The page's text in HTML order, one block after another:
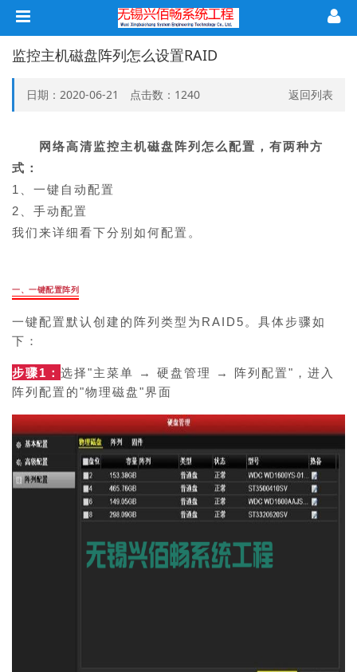
监控主机磁盘阵列怎么设置RAID
日期：2020-06-21 点击数： 1240 返回列表
网络高清监控主机磁盘阵列怎么配置，有两种方
式：
1、一键自动配置
2、手动配置
我们来详细看下分别如何配置。
一、一键配置阵列
一键配置默认创建的阵列类型为RAID5。 具体步骤如
下：
步骤1： 选择"主菜单 → 硬盘管理 → 阵列配置"，进入
阵列配置的"物理磁盘"界面